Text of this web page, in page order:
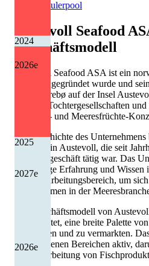
2026e
2027e
2024
2025
2026e
Quelle: Eulerpool
Austevoll Seafood
Geschäftsmodell
Austevoll Seafood ASA ist ein
das 1981 gegründet wurde und
Stadt Storebø auf der Insel
mehrere Tochtergesellschaften
Fischerei- und Meeresfrüchte-
Die Geschichte des
Eidesvik in Austevoll, die seit
Fischereigeschäft tätig war. Das
langjährige Erfahrung und Wissen
Fischverarbeitungsbereich, um
Unternehmen in der
Das Geschäftsmodell von
ausgerichtet, eine breite Palette
verarbeiten und zu vermarkten.
verschiedenen Bereichen aktiv,
und Verarbeitung von